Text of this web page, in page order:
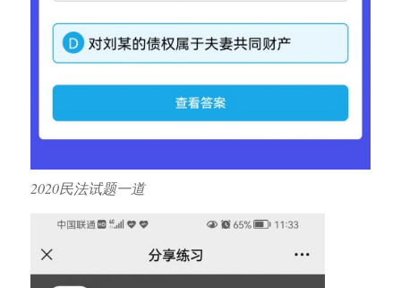
2020民法试题一道